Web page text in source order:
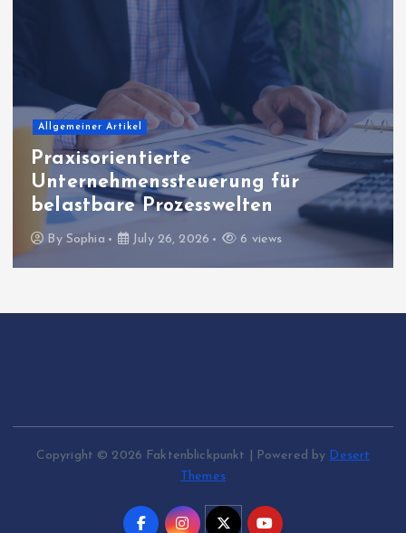
Allgemeiner Artikel
Praxisorientierte
Unternehmenssteuerung für
belastbare Prozesswelten
By Sophia July 26, 2026 6 views
Copyright © 2026 Faktenblickpunkt | Powered by Desert
Themes